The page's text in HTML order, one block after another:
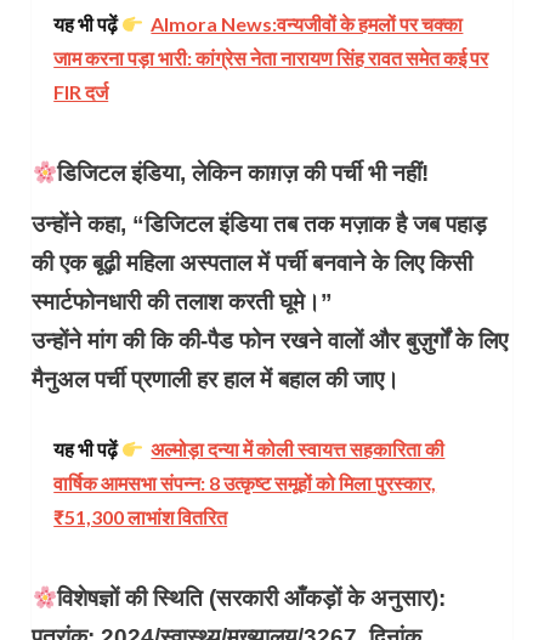
यह भी पढ़ें
Almora News:वन्यजीवों के हमलों पर चक्का
जाम करना पड़ा भारी: कांग्रेस नेता नारायण सिंह रावत समेत कई पर
FIR दर्ज
डिजिटल इंडिया, लेकिन काग़ज़ की पर्ची भी नहीं!
उन्होंने कहा, “डिजिटल इंडिया तब तक मज़ाक है जब पहाड़
की एक बूढ़ी महिला अस्पताल में पर्ची बनवाने के लिए किसी
स्मार्टफोनधारी की तलाश करती घूमे।”
उन्होंने मांग की कि की-पैड फोन रखने वालों और बुज़ुर्गों के लिए
मैनुअल पर्ची प्रणाली हर हाल में बहाल की जाए।
यह भी पढ़ें
अल्मोड़ा दन्या में कोली स्वायत्त सहकारिता की
वार्षिक आमसभा संपन्न: 8 उत्कृष्ट समूहों को मिला पुरस्कार,
₹51,300 लाभांश वितरित
विशेषज्ञों की स्थिति (सरकारी आँकड़ों के अनुसार):